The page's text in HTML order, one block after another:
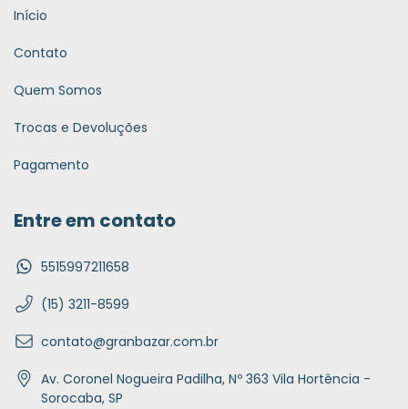
Início
Contato
Quem Somos
Trocas e Devoluções
Pagamento
Entre em contato
5515997211658
(15) 3211-8599
contato@granbazar.com.br
Av. Coronel Nogueira Padilha, Nº 363 Vila Hortência -
Sorocaba, SP